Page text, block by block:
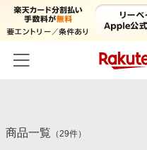
カテゴリー一覧
商品一覧 （29件）